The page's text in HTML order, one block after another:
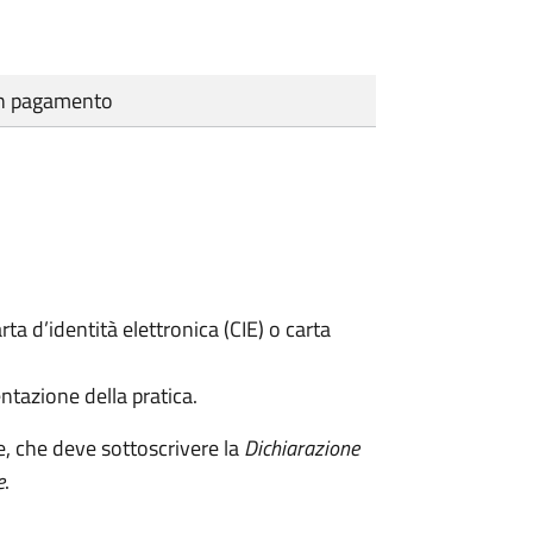
pagamento
d’identità elettronica (CIE) o carta
della pratica.
che deve sottoscrivere laDichiarazione
.